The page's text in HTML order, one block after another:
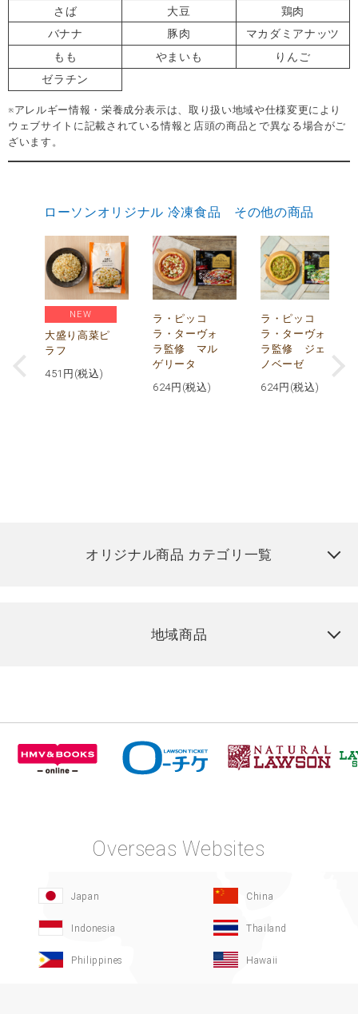
さば
大豆
鶏肉
バナナ
豚肉
マカダミアナッツ
もも
やまいも
りんご
ゼラチン
※アレルギー情報・栄養成分表示は、取り扱い地域や仕様変更により
ウェブサイトに記載されている情報と店頭の商品とで異なる場合がご
ざいます。
ローソンオリジナル 冷凍食品 その他の商品
NEW
大盛り高菜ピ
ラフ
451 円(税込)
ラ・ピッコ
ラ・ターヴォ
ラ監修 マル
ゲリータ
624円(税込)
ラ・ピッコ
ラ・ターヴォ
ラ監修 ジェ
ノベーゼ
624円(税込)
オリジナル商品 カテゴリ一覧
地域商品
Overseas Websites
Japan China
Indonesia Thailand
Philippines Hawaii